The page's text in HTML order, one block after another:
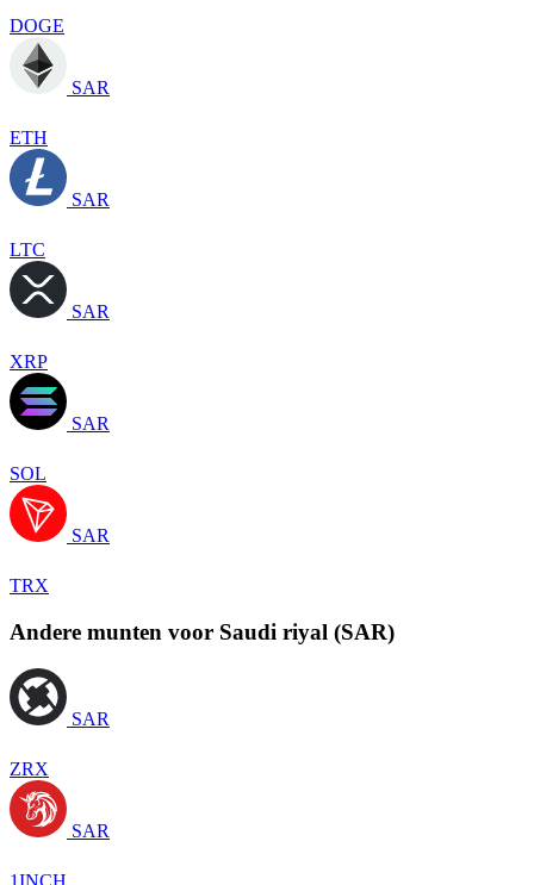
DOGE
SAR
ETH
SAR
LTC
SAR
XRP
SAR
SOL
SAR
TRX
Andere munten voor Saudi riyal (SAR)
SAR
ZRX
SAR
1INCH